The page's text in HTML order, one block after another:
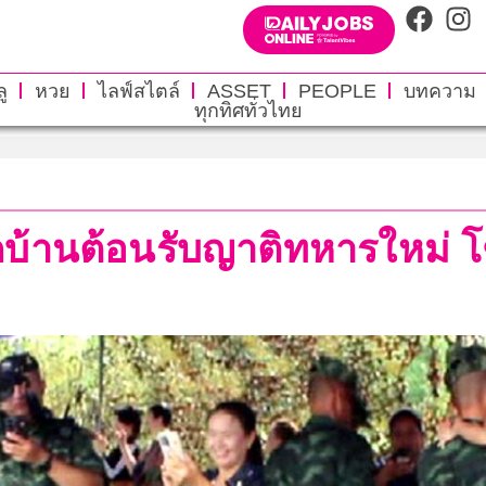
หวย ไลฟ์สไตล์ ASSET PEOPLE
บทความ
ทุกทิศทั่วไทย
านต้อนรับญาติทหารใหม่